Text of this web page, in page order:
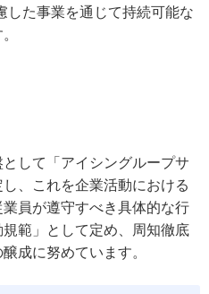
した事業を通じて持続可能な
して「アイシングループサ
、これを企業活動における
員が遵守すべき具体的な行
範」として定め、周知徹底
成に努めています。